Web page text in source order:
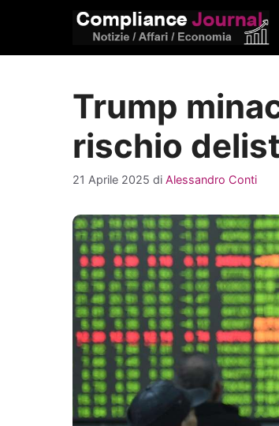
Trump
rischio
21 Aprile 2025 di Alessandro Conti